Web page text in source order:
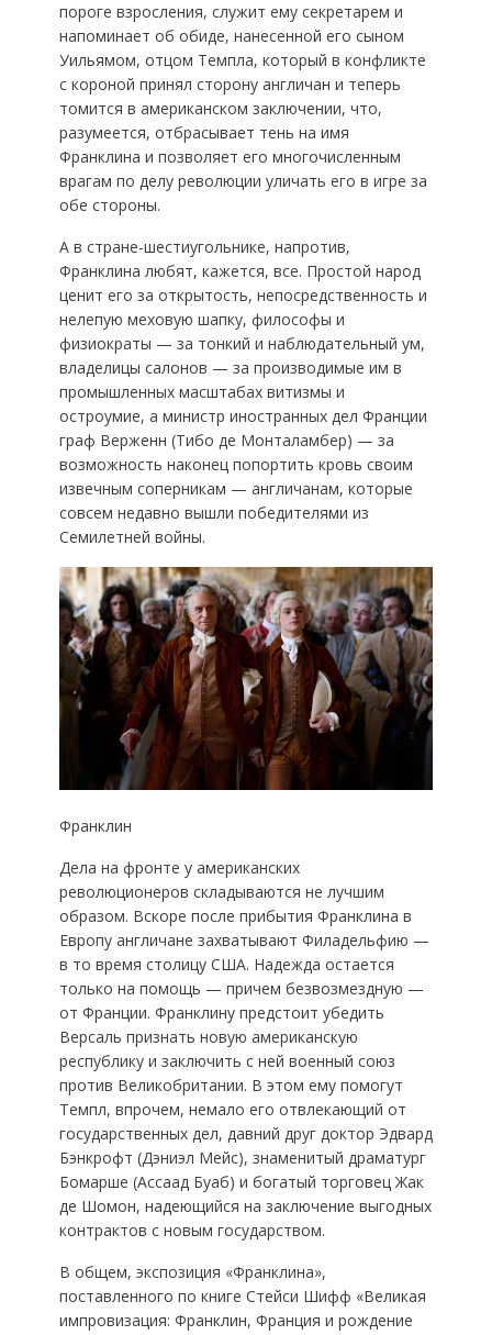
пороге взросления, служит ему секретарем и
напоминает об обиде, нанесенной его сыном
Уильямом, отцом Темпла, который в конфликте
с короной принял сторону англичан и теперь
томится в американском заключении, что,
разумеется, отбрасывает тень на имя
Франклина и позволяет его многочисленным
врагам по делу революции уличать его в игре за
обе стороны.
А в стране-шестиугольнике, напротив,
Франклина любят, кажется, все. Простой народ
ценит его за открытость, непосредственность и
нелепую меховую шапку, философы и
физиократы — за тонкий и наблюдательный ум,
владелицы салонов — за производимые им в
промышленных масштабах витизмы и
остроумие, а министр иностранных дел Франции
граф Верженн (Тибо де Монталамбер) — за
возможность наконец попортить кровь своим
извечным соперникам — англичанам, которые
совсем недавно вышли победителями из
Семилетней войны.
Франклин
Дела на фронте у американских
революционеров складываются не лучшим
образом. Вскоре после прибытия Франклина в
Европу англичане захватывают Филадельфию —
в то время столицу США. Надежда остается
только на помощь — причем безвозмездную —
от Франции. Франклину предстоит убедить
Версаль признать новую американскую
республику и заключить с ней военный союз
против Великобритании. В этом ему помогут
Темпл, впрочем, немало его отвлекающий от
государственных дел, давний друг доктор Эдвард
Бэнкрофт (Дэниэл Мейс), знаменитый драматург
Бомарше (Ассаад Буаб) и богатый торговец Жак
де Шомон, надеющийся на заключение выгодных
контрактов с новым государством.
В общем, экспозиция «Франклина»,
поставленного по книге Стейси Шифф «Великая
импровизация: Франклин, Франция и рождение